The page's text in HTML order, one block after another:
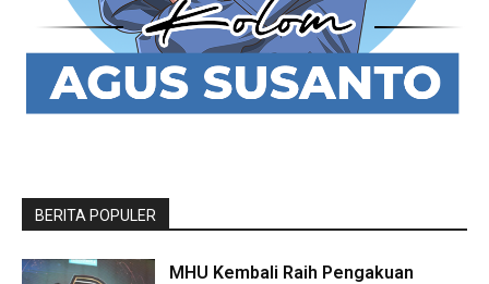
BERITA POPULER
MHU Kembali Raih Pengakuan